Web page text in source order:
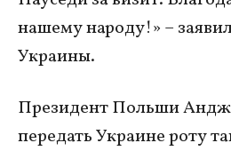
нашему народу!» –
Украины.
Президент Польши
передать Украине роту